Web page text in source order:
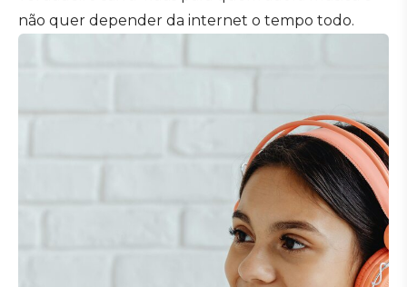
não quer depender da internet o tempo todo.